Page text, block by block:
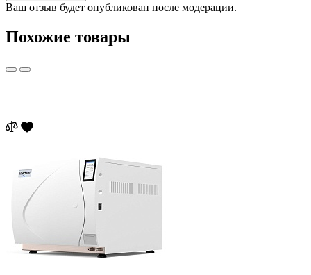
Ваш отзыв будет опубликован после модерации.
Похожие товары